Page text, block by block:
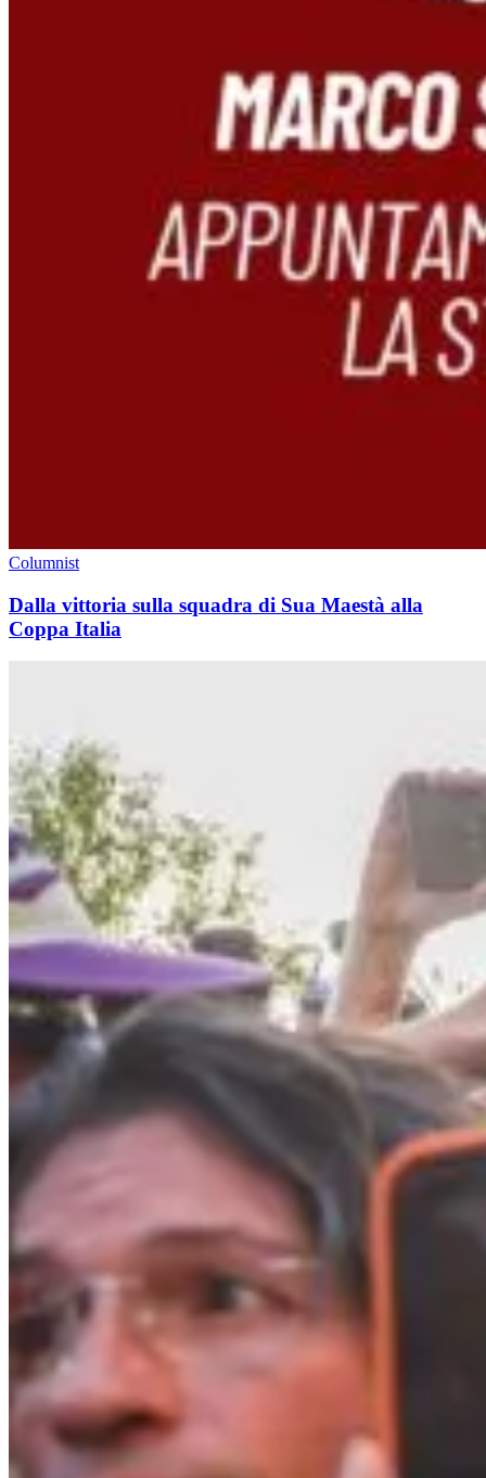
Columnist
Dalla vittoria sulla squadra di Sua Maestà alla
Coppa Italia